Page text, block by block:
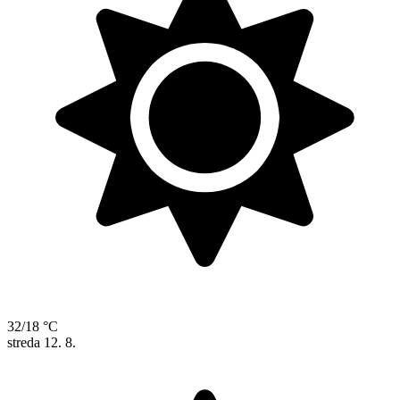
32/18 °C
streda 12. 8.